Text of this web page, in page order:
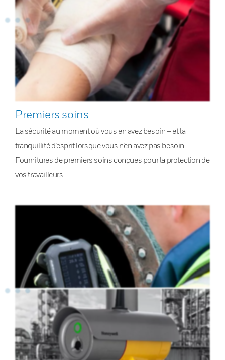
Premiers soins
La sécurité au moment où vous en avez besoin – et la
tranquillité d’esprit lorsque vous n’en avez pas besoin.
Fournitures de premiers soins conçues pour la protection de
vos travailleurs.